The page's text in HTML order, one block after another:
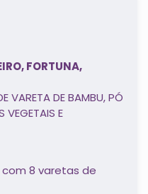
FORTUNA,
VARETA DE BAMBU, PÓ
VEGETAIS E
com 8 varetas de